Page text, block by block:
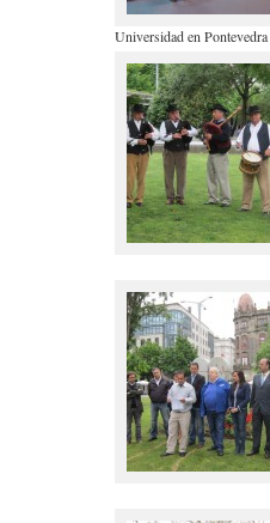
Universidad en Pontevedra